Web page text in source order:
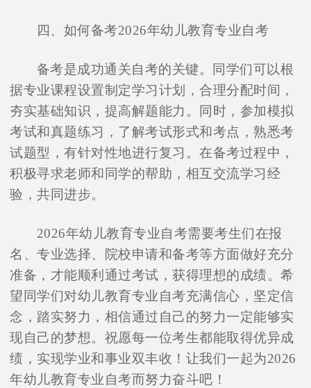
四、如何备考2026年幼儿教育专业自考
备考是成功通关自考的关键。同学们可以根
据专业课程设置制定学习计划，合理分配时间，
夯实基础知识，提高解题能力。同时，参加模拟
考试和真题练习，了解考试形式和考点，熟悉考
试题型，有针对性地进行复习。在备考过程中，
积极寻求老师和同学的帮助，相互交流学习经
验，共同进步。
2026年幼儿教育专业自考需要考生们在报
名、专业选择、院校申请和备考等方面做好充分
准备，才能顺利通过考试，获得理想的成绩。希
望同学们对幼儿教育专业自考充满信心，坚定信
念，踏实努力，相信通过自己的努力一定能够实
现自己的梦想。祝愿每一位考生都能取得优异成
绩，实现学业和事业双丰收！让我们一起为2026
年幼儿教育专业自考而努力奋斗吧！